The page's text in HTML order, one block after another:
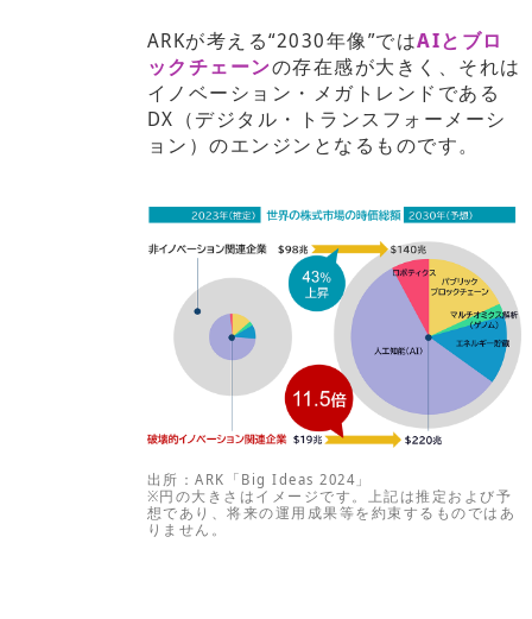
ARKが考える“2030年像”ではAIとブロ
ックチェーンの存在感が大きく、それは
イノベーション・メガトレンドである
DX（デジタル・トランスフォーメーシ
ョン）のエンジンとなるものです。
出所：ARK「Big Ideas 2024」
※円の大きさはイメージです。上記は推定および予
想であり、将来の運用成果等を約束するものではあ
りません。